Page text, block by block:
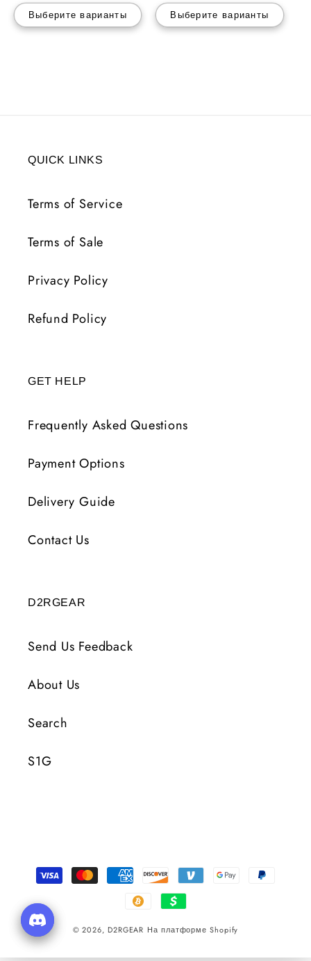
Выберите варианты Выберите варианты
QUICK LINKS
Terms of Service
Terms of Sale
Privacy Policy
Refund Policy
GET HELP
Frequently Asked Questions
Payment Options
Delivery Guide
Contact Us
D2RGEAR
Send Us Feedback
About Us
Search
S1G
Способы
оплаты
© 2026, D2RGEAR На платформе Shopify